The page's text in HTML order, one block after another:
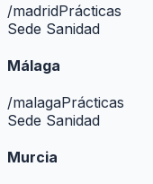
/madridPrácticas
Sede Sanidad
Málaga
/malagaPrácticas
Sede Sanidad
Murcia